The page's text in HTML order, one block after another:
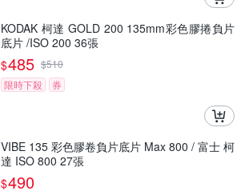
KODAK 柯達 GOLD 200 135mm彩色膠捲負片
底片 /ISO 200 36張
$485 $510
限時下殺
券
VIBE 135 彩色膠卷負片底片 Max 800 / 富士 柯
達 ISO 800 27張
$490